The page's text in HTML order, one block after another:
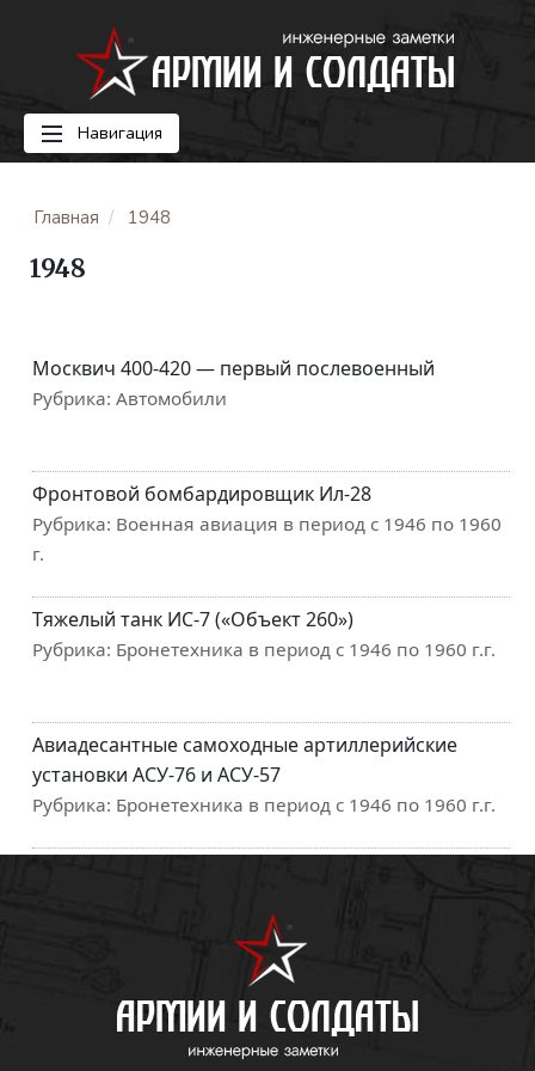
Навигация
Главная 1948
1948
Москвич 400-420 — первый послевоенный
Рубрика:Автомобили
Фронтовой бомбардировщик Ил-28
Рубрика: Военная авиация в период с 1946 по 1960
г.
Тяжелый танк ИС-7 («Объект 260»)
Рубрика: Бронетехника в период с 1946 по 1960 г.г.
Авиадесантные самоходные артиллерийские
установки АСУ-76 и АСУ-57
Рубрика: Бронетехника в период с 1946 по 1960 г.г.